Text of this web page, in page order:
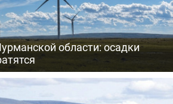
области: осадки